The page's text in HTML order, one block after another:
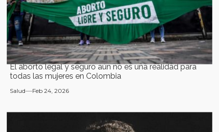
El aborto legal y seguro aún no es una realidad para
todas las mujeres en Colombia
Salud Feb 24, 2026